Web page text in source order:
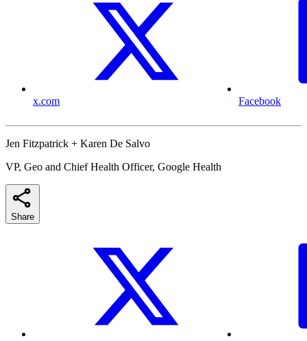
x.com Facebook
Jen Fitzpatrick + Karen De Salvo
VP, Geo and Chief Health Officer, Google Health
Share